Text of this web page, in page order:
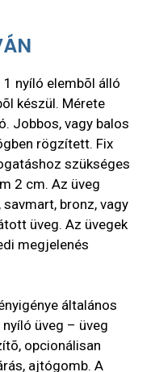
1 nyíló elembõl álló
készül. Mérete
Jobbos, vagy balos
rögzített. Fix
szükséges
2 cm. Az üveg
bronz, vagy
üveg. Az üvegek
megjelenés
általános
üveg – üveg
opcionálisan
ajtógomb. A